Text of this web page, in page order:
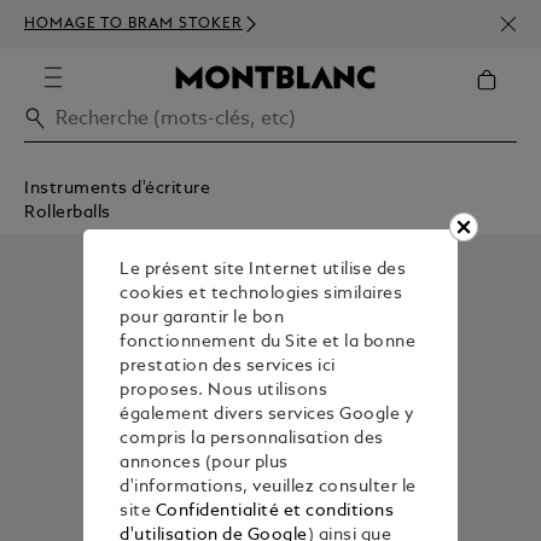
HOMAGE TO BRAM STOKER
DÈS
Instruments d'écriture
Rollerballs
Le présent site Internet utilise des
cookies et technologies similaires
pour garantir le bon
fonctionnement du Site et la bonne
prestation des services ici
proposes. Nous utilisons
également divers services Google y
compris la personnalisation des
annonces (pour plus
d'informations, veuillez consulter le
site Confidentialité et conditions
d'utilisation de Google) ainsi que